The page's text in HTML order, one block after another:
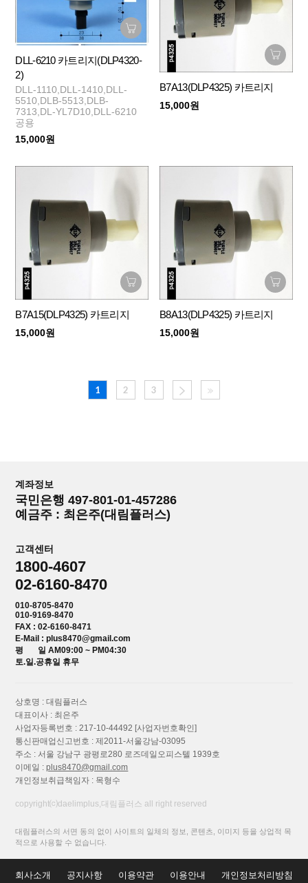
DLL-6210 카트리지(DLP4320-
2)
DLL-1110,DLL-1410,DLL-
5510,DLB-5513,DLB-
7313,DL-YL7D10,DLL-6210
공용
15,000원
B7A13(DLP4325) 카트리지
15,000원
B7A15(DLP4325) 카트리지
15,000원
B8A13(DLP4325) 카트리지
15,000원
1 2 3
계좌정보
국민은행 497-801-01-457286
예금주 : 최은주(대림플러스)
고객센터
1800-4607
02-6160-8470
010-8705-8470
010-9169-8470
FAX : 02-6160-8471
E-Mail : plus8470@gmail.com
평 일 AM09:00 ~ PM04:30
토.일.공휴일 휴무
상호명 : 대림플러스
대표이사 : 최은주
사업자등록번호 : 217-10-44492 [사업자번호확인]
통신판매업신고번호 : 제2011-서울강남-03095
주소 : 서울 강남구 광평로280 로즈데일오피스텔 1939호
이메일 :plus8470@gmail.com
개인정보취급책임자 : 목형수
copyright⒞daelimplus,대림플러스 all right reserved
대림플러스의 서면 동의 없이 사이트의 일체의 정보, 콘텐츠, 이미지 등을 상업적 목
적으로 사용할 수 없습니다.
회사소개 공지사항 이용약관 이용안내 개인정보처리방침